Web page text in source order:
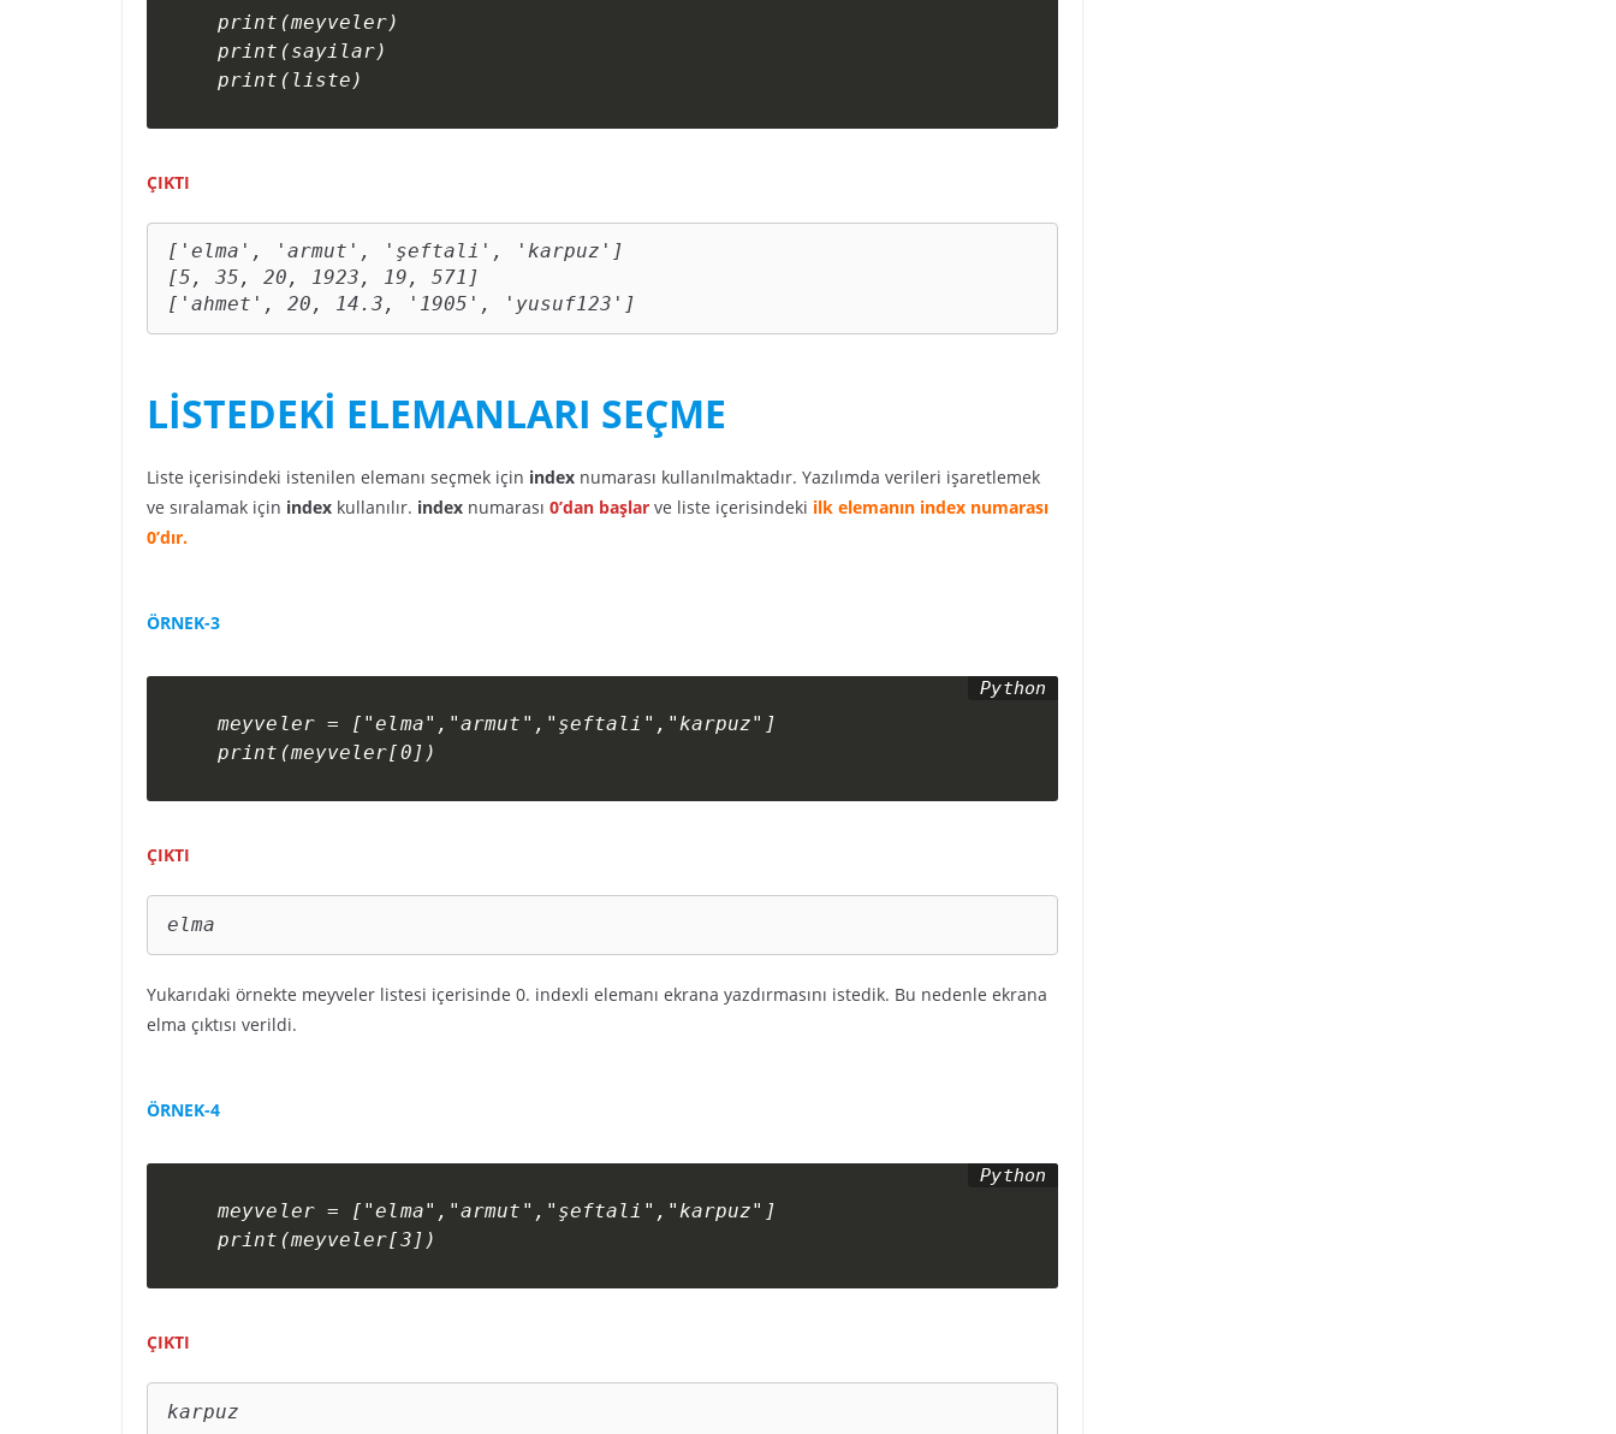
print(meyveler)
print(sayilar)
print(liste)
ÇIKTI
['elma', 'armut', 'şeftali', 'karpuz']
[5, 35, 20, 1923, 19, 571]
['ahmet', 20, 14.3, '1905', 'yusuf123']
LİSTEDEKİ ELEMANLARI SEÇME
Liste içerisindeki istenilen elemanı seçmek için index numarası kullanılmaktadır. Yazılımda verileri işaretlemek
ve sıralamak için index kullanılır. index numarası 0’dan başlar ve liste içerisindeki ilk elemanın index numarası
0’dır.
ÖRNEK-3
meyveler = ["elma","armut","şeftali","karpuz"]
print(meyveler[0])
ÇIKTI
elma
Yukarıdaki örnekte meyveler listesi içerisinde 0. indexli elemanı ekrana yazdırmasını istedik. Bu nedenle ekrana
elma çıktısı verildi.
ÖRNEK-4
meyveler = ["elma","armut","şeftali","karpuz"]
print(meyveler[3])
ÇIKTI
karpuz